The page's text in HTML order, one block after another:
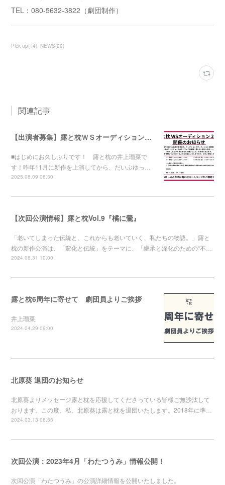
TEL：080-5632-3822（劇団制作）
Pick up(14) NEWS(29)
関連記事
【出演者募集】露と枕ＷＳオーディション2025開催！
■はじめにお久しぶりです！ 露と枕の井上瑠菜で
す！昨年11月に新作を上演してから、だいぶゆっ…
2025.08.09 08:30
【次回公演情報】露と枕Vol.9『橘に鶯』
「老いてしまった伝統と、これからも老いていく、私たちの物語。」露と
枕の新作公演は、「変化と伝統」をテーマに、「継承と深化のための“不…
2024.08.31 10:00
露と枕6周年に寄せて 劇団員よりご挨拶
井上瑠菜
2024.04.29 09:00
北原葵 退団のお知らせ
北原葵よりメッセージ露と枕を応援してくださっている皆様ご無沙汰して
おります。この度、私、北原葵は露と枕を退団いたします。2018年に準…
2024.03.13 08:55
次回公演：2023年4月「わたつうみ」情報公開！
次回公演「わたつうみ」の公演詳細情報を公開いたしました。